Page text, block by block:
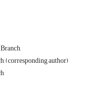
(corresponding author)